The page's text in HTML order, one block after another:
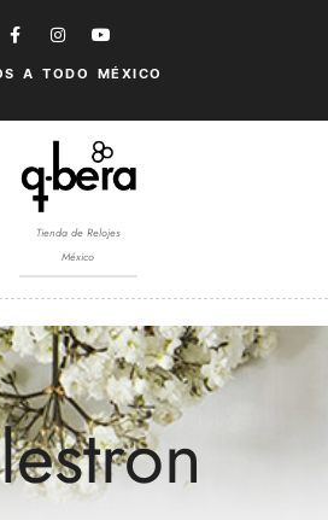
A TODO MÉXICO
Tienda de Relojes
México